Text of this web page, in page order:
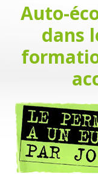
Auto-
dans